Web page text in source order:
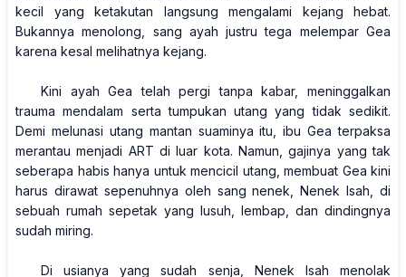
kecil yang ketakutan langsung mengalami kejang hebat.
Bukannya menolong, sang ayah justru tega melempar Gea
karena kesal melihatnya kejang.
Kini ayah Gea telah pergi tanpa kabar, meninggalkan
trauma mendalam serta tumpukan utang yang tidak sedikit.
Demi melunasi utang mantan suaminya itu, ibu Gea terpaksa
merantau menjadi ART di luar kota. Namun, gajinya yang tak
seberapa habis hanya untuk mencicil utang, membuat Gea kini
harus dirawat sepenuhnya oleh sang nenek, Nenek Isah, di
sebuah rumah sepetak yang lusuh, lembap, dan dindingnya
sudah miring.
Di usianya yang sudah senja, Nenek Isah menolak